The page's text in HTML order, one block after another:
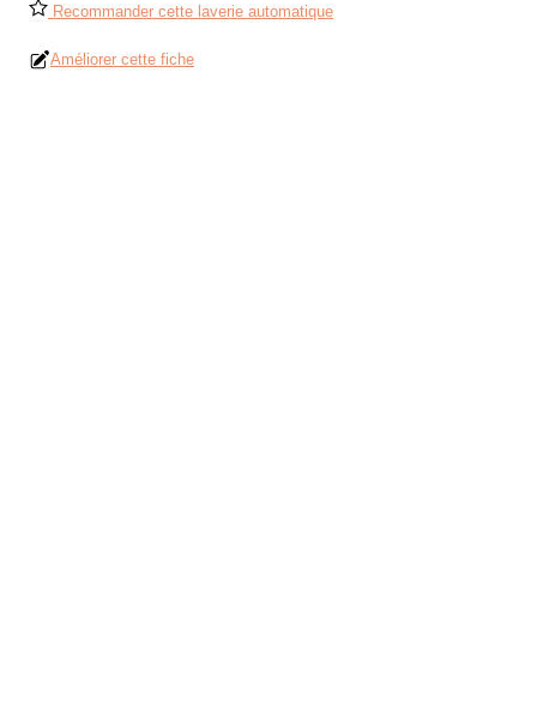
Recommander cette laverie automatique
Améliorer cette fiche